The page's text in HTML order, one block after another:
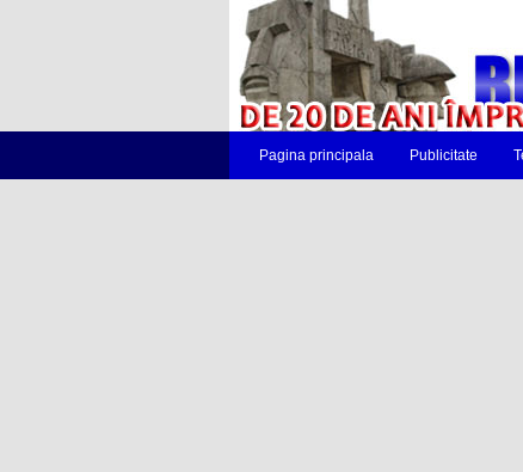
Pagina principala Publicitate